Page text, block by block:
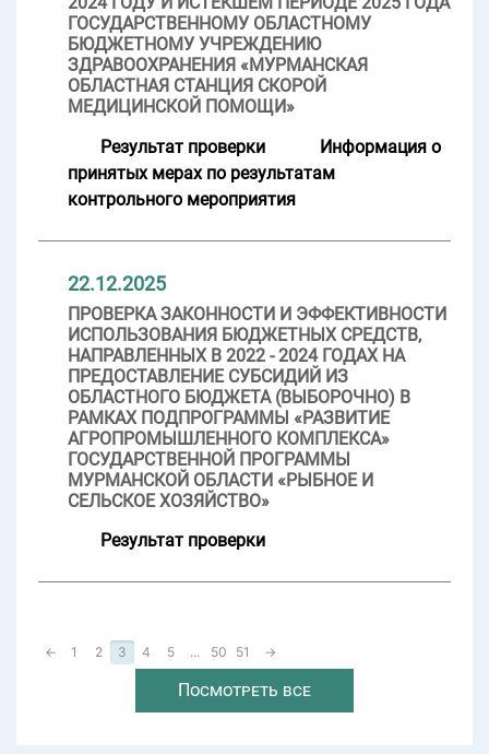
ГОСУДАРСТВЕННОМУ ОБЛАСТНОМУ
БЮДЖЕТНОМУ УЧРЕЖДЕНИЮ
ЗДРАВООХРАНЕНИЯ «МУРМАНСКАЯ
ОБЛАСТНАЯ СТАНЦИЯ СКОРОЙ
МЕДИЦИНСКОЙ ПОМОЩИ»
Результат проверки
Информация о
принятых мерах по результатам
контрольного мероприятия
22.12.2025
ПРОВЕРКА ЗАКОННОСТИ И ЭФФЕКТИВНОСТИ
ИСПОЛЬЗОВАНИЯ БЮДЖЕТНЫХ СРЕДСТВ,
НАПРАВЛЕННЫХ В 2022 - 2024 ГОДАХ НА
ПРЕДОСТАВЛЕНИЕ СУБСИДИЙ ИЗ
ОБЛАСТНОГО БЮДЖЕТА (ВЫБОРОЧНО) В
РАМКАХ ПОДПРОГРАММЫ «РАЗВИТИЕ
АГРОПРОМЫШЛЕННОГО КОМПЛЕКСА»
ГОСУДАРСТВЕННОЙ ПРОГРАММЫ
МУРМАНСКОЙ ОБЛАСТИ «РЫБНОЕ И
СЕЛЬСКОЕ ХОЗЯЙСТВО»
Результат проверки
← 1 2 3 4 5 ... 50 51 →
Посмотреть все